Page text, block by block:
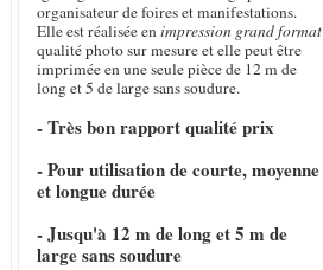
organisateur de foires et manifestations.
Elle est réalisée enimpression grand format
qualité photo sur mesure et elle peut être
imprimée en une seule pièce de 12 m de
long et 5 de large sans soudure.
- Très bon rapport qualité prix
- Pour utilisation de courte, moyenne
et longue durée
- Jusqu'à 12 m de long et 5 m de
large sans soudure